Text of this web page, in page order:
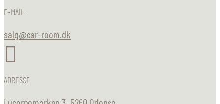
E-MAIL
salg@car-room.dk

ADRESSE